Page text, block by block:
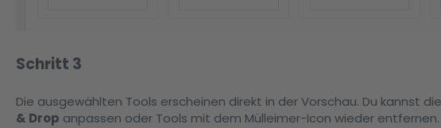
Schritt 3
Die ausgewählten Tools erscheinen direkt in der Vorschau. Du kannst
& Drop anpassen oder Tools mit dem Mülleimer-Icon wieder entfernen.